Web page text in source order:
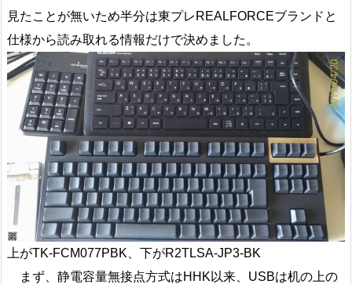
見たことが無いため半分は東プレREALFORCEブランドと
仕様から読み取れる情報だけで決めました。
上がTK-FCM077PBK、下がR2TLSA-JP3-BK
まず、静電容量無接点方式はHHK以来、USBは机の上の